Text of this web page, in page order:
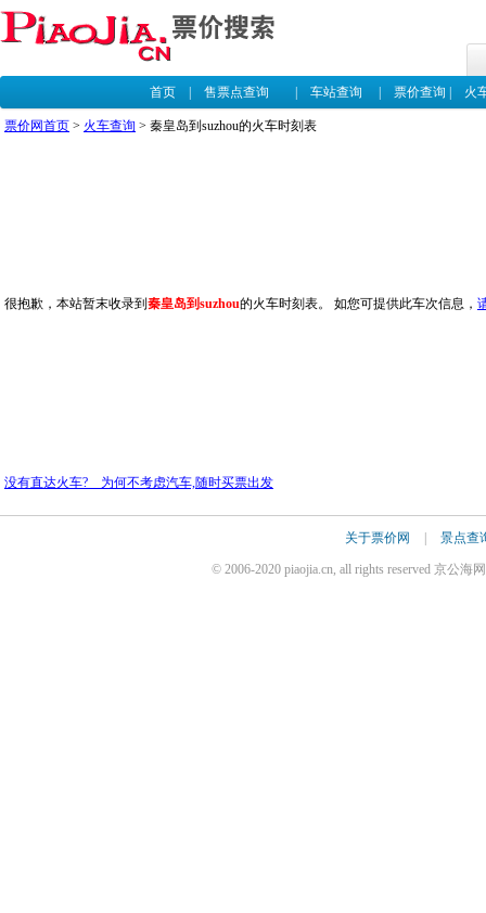
首页| 售票点查询 车站查询 票价查询 火
票价网首页 > 火车查询 > 秦皇岛到suzhou的火车时刻表
很抱歉，本站暂末收录到 秦皇岛到suzhou的火车时刻表。 如您可提供此车次信息，
没有直达火车? 为何不考虑汽车,随时买票出发
关于票价网 景点查
© 2006-2020 piaojia.cn, all rights reserved 京公海